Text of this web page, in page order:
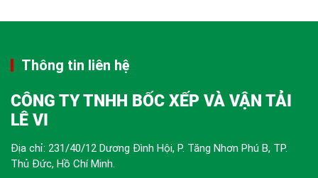
Thông tin liên hệ
CÔNG TY TNHH BỐC XẾP VÀ VẬN TẢI
LÊ VI
Địa chỉ: 231/40/12 Dương Đình Hội, P. Tăng Nhơn Phú B, TP.
Thủ Đức, Hồ Chí Minh.